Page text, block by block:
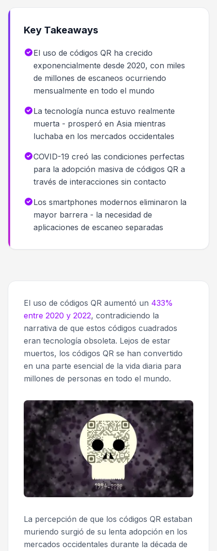
Key Takeaways
El uso de códigos QR ha crecido
exponencialmente desde 2020, con miles
de millones de escaneos ocurriendo
mensualmente en todo el mundo
La tecnología nunca estuvo realmente
muerta - prosperó en Asia mientras
luchaba en los mercados occidentales
COVID-19 creó las condiciones perfectas
para la adopción masiva de códigos QR a
través de interacciones sin contacto
Los smartphones modernos eliminaron la
mayor barrera - la necesidad de
aplicaciones de escaneo separadas
El uso de códigos QR aumentó un 433%
entre 2020 y 2022, contradiciendo la
narrativa de que estos códigos cuadrados
eran tecnología obsoleta. Lejos de estar
muertos, los códigos QR se han convertido
en una parte esencial de la vida diaria para
millones de personas en todo el mundo.
La percepción de que los códigos QR estaban
muriendo surgió de su lenta adopción en los
mercados occidentales durante la década de